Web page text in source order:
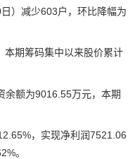
）减少603户，环比降幅为
本期筹码集中以来股价累计
余额为9016.55万元，本期
，实现净利润7521.06
。